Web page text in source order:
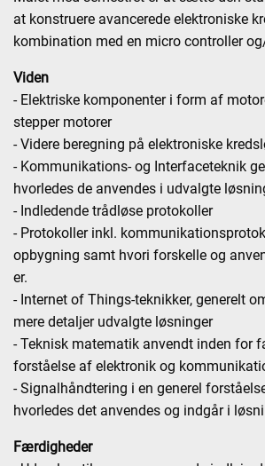
at konstruere avancerede elektroniske
kombination med en micro controller
Viden
- Elektriske komponenter i form af
stepper motorer
- Videre beregning på elektroniske
- Kommunikations- og Interfaceteknik
hvorledes de anvendes i udvalgte
- Indledende trådløse protokoller
- Protokoller inkl.
opbygning samt hvori forskelle og
er.
- Internet of Things-teknikker, generelt
mere detaljer udvalgte løsninger
- Teknisk matematik anvendt inden for
forståelse af elektronik og
- Signalhåndtering i en generel
hvorledes det anvendes og indgår i
Færdigheder